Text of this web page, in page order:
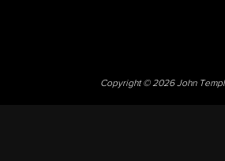
Copyright © 2026 John